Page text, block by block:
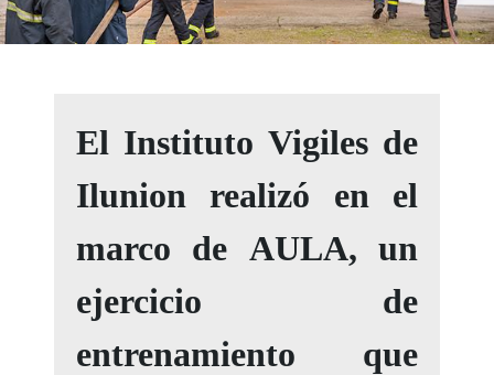
El Instituto Vigiles de
Ilunion realizó en el
marco de AULA, un
ejercicio de
entrenamiento que